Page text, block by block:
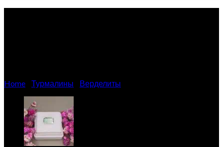
Home Турмалины Верделиты